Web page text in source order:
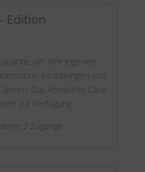
Edition
um Ihre eigenen
einzubringen und
Das komplexe Case
zur Verfügung.
2 Zugänge